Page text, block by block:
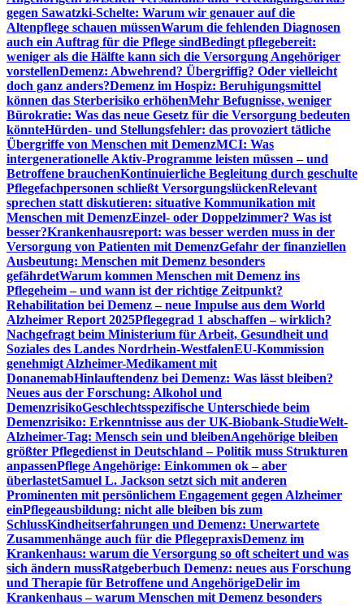
gegen Sawatzki-Schelte: Warum wir genauer auf die
Altenpflege schauen müssenWarum die fehlenden Diagnosen
auch ein Auftrag für die Pflege sindBedingt pflegebereit:
weniger als die Hälfte kann sich die Versorgung Angehöriger
vorstellenDemenz: Abwehrend? Übergriffig? Oder vielleicht
doch ganz anders?Demenz im Hospiz: Beruhigungsmittel
können das Sterberisiko erhöhenMehr Befugnisse, weniger
Bürokratie: Was das neue Gesetz für die Versorgung bedeuten
könnteHürden- und Stellungsfehler: das provoziert tätliche
Übergriffe von Menschen mit DemenzMCI: Was
intergenerationelle Aktiv-Programme leisten müssen – und
Betroffene brauchenKontinuierliche Begleitung durch geschulte
Pflegefachpersonen schließt VersorgungslückenRelevant
sprechen statt diskutieren: situative Kommunikation mit
Menschen mit DemenzEinzel- oder Doppelzimmer? Was ist
besser?Krankenhausreport: was besser werden muss in der
Versorgung von Patienten mit DemenzGefahr der finanziellen
Ausbeutung: Menschen mit Demenz besonders
gefährdetWarum kommen Menschen mit Demenz ins
Pflegeheim – und wann ist der richtige Zeitpunkt?
Rehabilitation bei Demenz – neue Impulse aus dem World
Alzheimer Report 2025Pflegegrad 1 abschaffen – wirklich?
Nachgefragt beim Ministerium für Arbeit, Gesundheit und
Soziales des Landes Nordrhein-WestfalenEU-Kommission
genehmigt Alzheimer-Medikament mit
DonanemabHinlauftendenz bei Demenz: Was lässt bleiben?
Neues aus der Forschung: Alkohol und
DemenzrisikoGeschlechtsspezifische Unterschiede beim
Demenzrisiko: Erkenntnisse aus der UK-Biobank-StudieWelt-
Alzheimer-Tag: Mensch sein und bleibenAngehörige bleiben
größter Pflegedienst in Deutschland – Politik muss Strukturen
anpassenPflege Angehörige: Einkommen ok – aber
überlastetSamuel L. Jackson setzt sich mit anderen
Prominenten mit persönlichem Engagement gegen Alzheimer
einPflegeausbildung: nicht alle bleiben bis zum
SchlussKindheitserfahrungen und Demenz: Unerwartete
Zusammenhänge auch für die PflegepraxisDemenz im
Krankenhaus: warum die Versorgung so oft scheitert und was
sich ändern mussRatgeberbuch Demenz: neues aus Forschung
und Therapie für Betroffene und AngehörigeDelir im
Krankenhaus – warum Menschen mit Demenz besonders